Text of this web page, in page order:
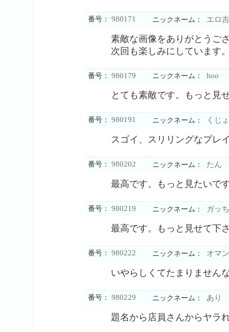
番号： 980171 ニックネーム： エロ
素敵な画像をありがとうご
次回も楽しみにしています
番号： 980179 ニックネーム： hoo
とても素敵です。もっと見
番号： 980191 ニックネーム： くじ
スゴイ、スリリングなプレ
番号： 980202 ニックネーム： たん
最高です。もっと見たいで
番号： 980219 ニックネーム： ガッ
最高です。もっと見せて下
番号： 980222 ニックネーム： オマ
いやらしくてたまりません
番号： 980229 ニックネーム： あり
題名から店員さんからヤラ